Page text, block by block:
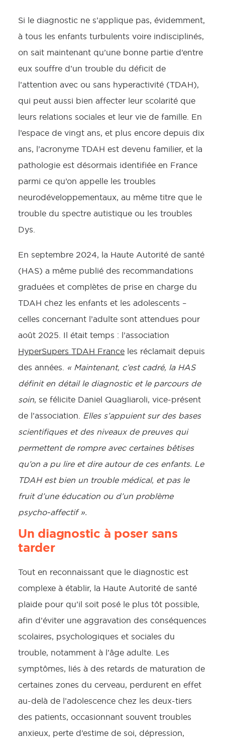
Si le diagnostic ne s’applique pas, évidemment,
à tous les enfants turbulents voire indisciplinés,
on sait maintenant qu’une bonne partie d’entre
eux souffre d’un trouble du déficit de
l’attention avec ou sans hyperactivité (TDAH),
qui peut aussi bien affecter leur scolarité que
leurs relations sociales et leur vie de famille. En
l’espace de vingt ans, et plus encore depuis dix
ans, l’acronyme TDAH est devenu familier, et la
pathologie est désormais identifiée en France
parmi ce qu’on appelle les troubles
neurodéveloppementaux, au même titre que le
trouble du spectre autistique ou les troubles
Dys.
En septembre 2024, la Haute Autorité de santé
(HAS) a même publié des recommandations
graduées et complètes de prise en charge du
TDAH chez les enfants et les adolescents –
celles concernant l’adulte sont attendues pour
août 2025. Il était temps : l’association
HyperSupers TDAH France les réclamait depuis
des années.
« Maintenant, c’est cadré, la HAS
définit en détail le diagnostic et le parcours de
soin, se félicite Daniel Quagliaroli, vice-présent
de l’association.
Elles s’appuient sur des bases
scientifiques et des niveaux de preuves qui
permettent de rompre avec certaines bêtises
qu’on a pu lire et dire autour de ces enfants. Le
TDAH est bien un trouble médical, et pas le
fruit d’une éducation ou d’un problème
psycho-affectif ».
Un diagnostic à poser sans
tarder
Tout en reconnaissant que le diagnostic est
complexe à établir, la Haute Autorité de santé
plaide pour qu’il soit posé le plus tôt possible,
afin d’éviter une aggravation des conséquences
scolaires, psychologiques et sociales du
trouble, notamment à l’âge adulte. Les
symptômes, liés à des retards de maturation de
certaines zones du cerveau, perdurent en effet
au-delà de l’adolescence chez les deux-tiers
des patients, occasionnant souvent troubles
anxieux, perte d’estime de soi, dépression,